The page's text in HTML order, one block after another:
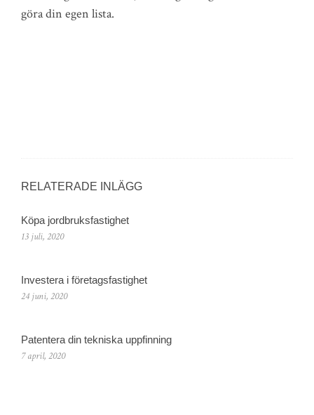
göra din egen lista.
RELATERADE INLÄGG
Köpa jordbruksfastighet
13 juli, 2020
Investera i företagsfastighet
24 juni, 2020
Patentera din tekniska uppfinning
7 april, 2020